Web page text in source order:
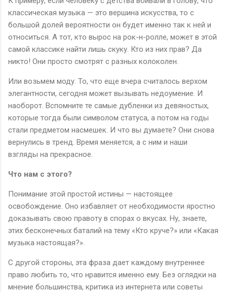
классическая музыка — это вершина искусства, то с
большой долей вероятности он будет именно так к ней и
относиться. А тот, кто вырос на рок-н-ролле, может в этой
самой классике найти лишь скуку. Кто из них прав? Да
никто! Они просто смотрят с разных колоколен.
Или возьмем моду. То, что еще вчера считалось верхом
элегантности, сегодня может вызывать недоумение. И
наоборот. Вспомните те самые дубленки из девяностых,
которые тогда были символом статуса, а потом на годы
стали предметом насмешек. И что вы думаете? Они снова
вернулись в тренд. Время меняется, а с ним и наши
взгляды на прекрасное.
Что нам с этого?
Понимание этой простой истины — настоящее
освобождение. Оно избавляет от необходимости яростно
доказывать свою правоту в спорах о вкусах. Ну, знаете,
этих бесконечных баталий на тему «Кто круче?» или «Какая
музыка настоящая?».
С другой стороны, эта фраза дает каждому внутреннее
право любить то, что нравится именно ему. Без оглядки на
мнение большинства, критика из интернета или советы